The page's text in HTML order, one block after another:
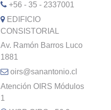
+56 - 35 - 2337001
EDIFICIO
CONSISTORIAL
Av. Ramón Barros Luco
1881
oirs@sanantonio.cl
Atención OIRS Módulos
1